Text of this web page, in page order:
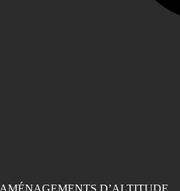
AMÉNAGEMENTS D’ALTITUDE